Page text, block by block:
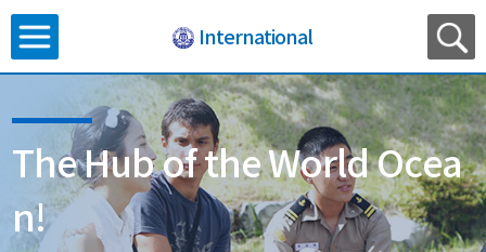
International
The Hub of the World Ocea
n!